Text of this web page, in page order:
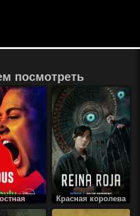
посмотреть
Красная королева